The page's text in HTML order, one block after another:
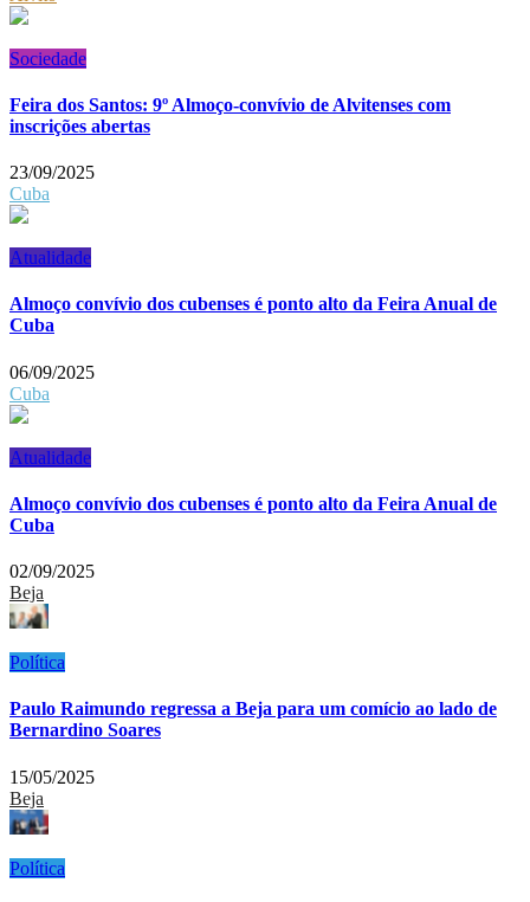
Sociedade
Feira dos Santos: 9º Almoço-convívio de Alvitenses com
inscrições abertas
23/09/2025
Cuba
Atualidade
Almoço convívio dos cubenses é ponto alto da Feira Anual de
Cuba
06/09/2025
Cuba
Atualidade
Almoço convívio dos cubenses é ponto alto da Feira Anual de
Cuba
02/09/2025
Beja
Política
Paulo Raimundo regressa a Beja para um comício ao lado de
Bernardino Soares
15/05/2025
Beja
Política